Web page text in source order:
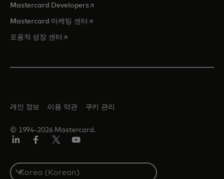
Mastercard Developers새 탭에서 열림
Mastercard 마케팅 센터 새 탭에서 열림
포용적 성장 센터 새 탭에서 열림
© 1994-2026 Mastercard.
개인 정보 이용 약관 쿠키 관리
S
e
In
ook
터/
X
브